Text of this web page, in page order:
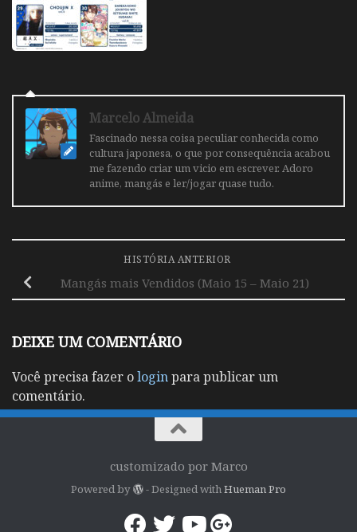
Marcelo Almeida
Fascinado nessa coisa peculiar conhecida como
cultura japonesa, o que por consequência acabou
me fazendo criar um vicio em escrever. Adoro
anime, mangás e ler/jogar quase tudo.
HISTÓRIA ANTERIOR
Mangás mais Vendidos (Maio 15 – Maio 21)
DEIXE UM COMENTÁRIO
Você precisa fazer ologinpara publicar um
comentário.
customizado por Marco
Powered by - Designed withHueman Pro